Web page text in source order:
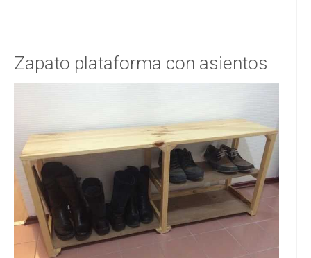
Zapato plataforma con asientos